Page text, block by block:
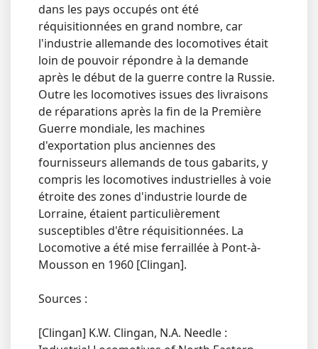
dans les pays occupés ont été
réquisitionnées en grand nombre, car
l'industrie allemande des locomotives était
loin de pouvoir répondre à la demande
après le début de la guerre contre la Russie.
Outre les locomotives issues des livraisons
de réparations après la fin de la Première
Guerre mondiale, les machines
d'exportation plus anciennes des
fournisseurs allemands de tous gabarits, y
compris les locomotives industrielles à voie
étroite des zones d'industrie lourde de
Lorraine, étaient particulièrement
susceptibles d'être réquisitionnées. La
Locomotive a été mise ferraillée à Pont-à-
Mousson en 1960 [Clingan].
Sources :
[Clingan] K.W. Clingan, N.A. Needle :